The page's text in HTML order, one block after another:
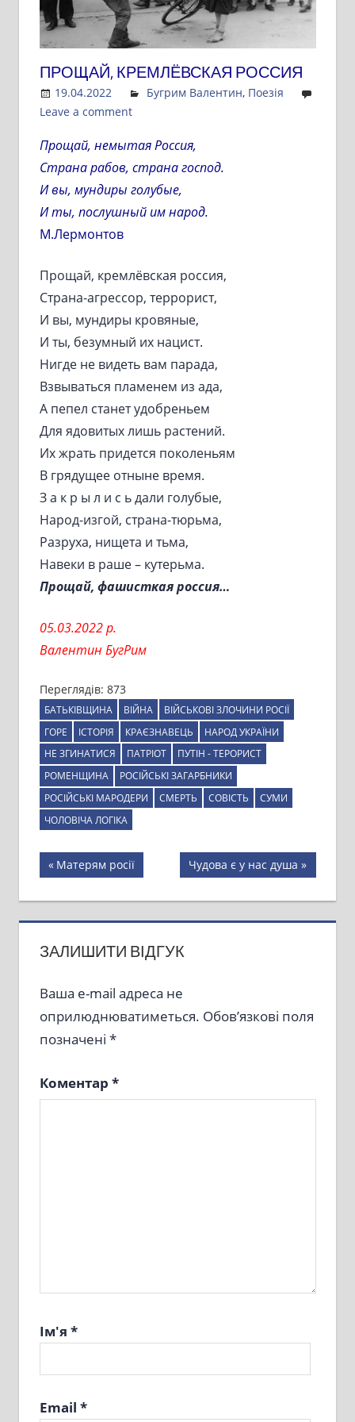
ПРОЩАЙ, КРЕМЛЁВСКАЯ РОССИЯ
19.04.2022 Admin
Бугрим Валентин, Поезія
Leave a comment
Прощай, немытая Россия,
Страна рабов, страна господ.
И вы, мундиры голубые,
И ты, послушный им народ.
М.Лермонтов
Прощай, кремлёвская россия,
Страна-агрессор, террорист,
И вы, мундиры кровяные,
И ты, безумный их нацист.
Нигде не видеть вам парада,
Взвываться пламенем из ада,
А пепел станет удобреньем
Для ядовитых лишь растений.
Их жрать придется поколеньям
В грядущее отныне время.
З а к р ы л и с ь дали голубые,
Народ-изгой, страна-тюрьма,
Разруха, нищета и тьма,
Навеки в раше – кутерьма.
Прощай, фашисткая россия…
05.03.2022 р.
Валентин БугРим
Переглядів: 873
БАТЬКІВЩИНА ВІЙНА
ВІЙСЬКОВІ ЗЛОЧИНИ РОСІЇ
ГОРЕ
ІСТОРІЯ КРАЄЗНАВЕЦЬ
НАРОД УКРАЇНИ
НЕ ЗГИНАТИСЯ
ПАТРІОТ
ПУТІН - ТЕРОРИСТ
РОМЕНЩИНА
РОСІЙСЬКІ ЗАГАРБНИКИ
РОСІЙСЬКІ МАРОДЕРИ
СМЕРТЬ СОВІСТЬ
СУМИ
ЧОЛОВІЧА ЛОГІКА
Навігація
записів
Previous
Post:
Матерям росії
Next
Post:
Чудова є у нас душа
ЗАЛИШИТИ ВІДГУК
Ваша e-mail адреса не
оприлюднюватиметься. Обов’язкові поля
позначені *
Коментар *
Ім'я *
Email *